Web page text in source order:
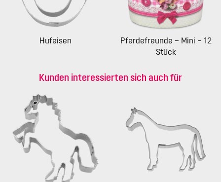
Hufeisen
Pferdefreunde – Mini – 12
Stück
Kunden interessierten sich auch für